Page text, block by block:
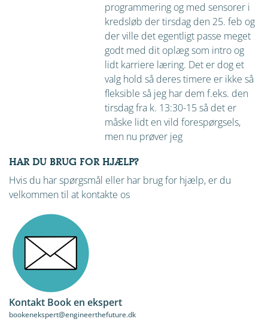
programmering og med sensorer i
kredsløb der tirsdag den 25. feb og
der ville det egentligt passe meget
godt med dit oplæg som intro og
lidt karriere læring. Det er dog et
valg hold så deres timere er ikke så
fleksible så jeg har dem f.eks. den
tirsdag fra k. 13:30-15 så det er
måske lidt en vild forespørgsels,
men nu prøver jeg
HAR DU BRUG FOR HJÆLP?
Hvis du har spørgsmål eller har brug for hjælp, er du
velkommen til at kontakte os
Kontakt Book en ekspert
bookenekspert@engineerthefuture.dk